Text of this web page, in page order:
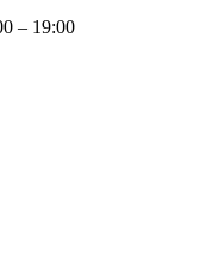
– 19:00